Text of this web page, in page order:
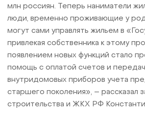
млн россиян. Теперь наниматели
люди, временно проживающие у
могут сами управлять жильем в
привлекая собственника к этому
появлением новых функций стало
помощь с оплатой счетов и
внутридомовых приборов учета
старшего поколения», – рассказал
строительства и ЖКХ РФ